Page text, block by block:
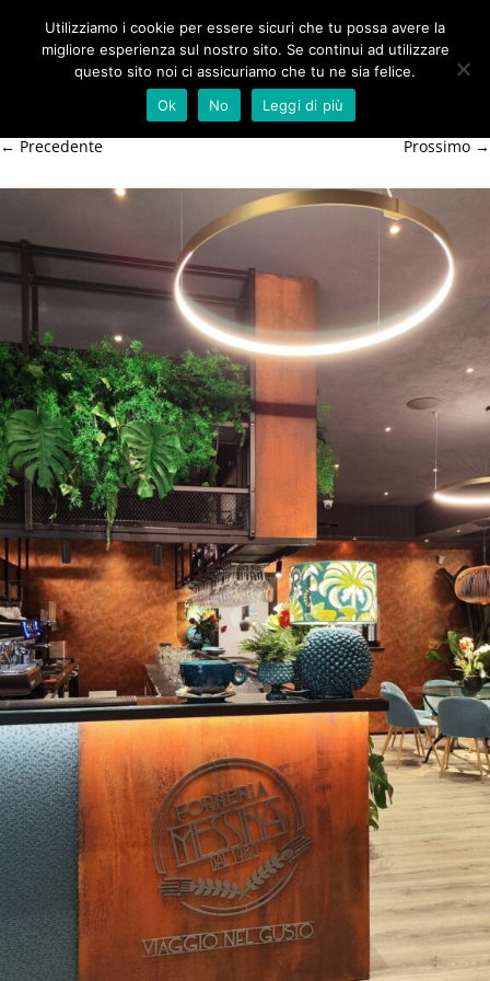
IMG-20250621-WA0010
25 Giugno 2025alle899 × 1600inpalermo.
← Precedente Prossimo →
Utilizziamo i cookie per essere sicuri che tu possa avere la
migliore esperienza sul nostro sito. Se continui ad utilizzare
questo sito noi ci assicuriamo che tu ne sia felice.
Ok
No Leggi di più